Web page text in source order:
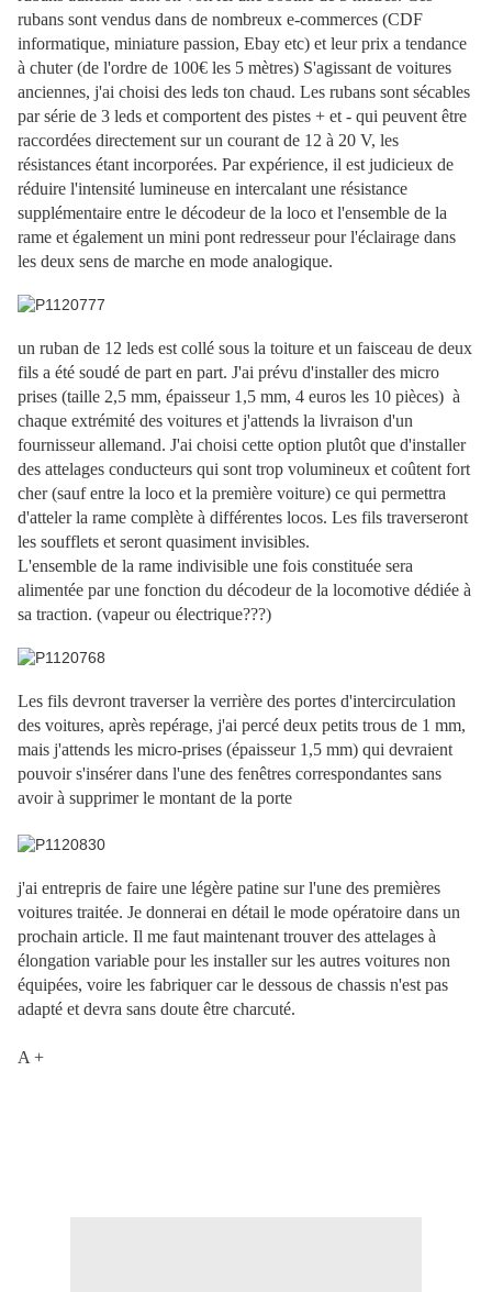
rubans sont vendus dans de nombreux e-commerces (CDF
informatique, miniature passion, Ebay etc) et leur prix a tendance
à chuter (de l'ordre de 100€ les 5 mètres) S'agissant de voitures
anciennes, j'ai choisi des leds ton chaud. Les rubans sont sécables
par série de 3 leds et comportent des pistes + et - qui peuvent être
raccordées directement sur un courant de 12 à 20 V, les
résistances étant incorporées. Par expérience, il est judicieux de
réduire l'intensité lumineuse en intercalant une résistance
supplémentaire entre le décodeur de la loco et l'ensemble de la
rame et également un mini pont redresseur pour l'éclairage dans
les deux sens de marche en mode analogique.
un ruban de 12 leds est collé sous la toiture et un faisceau de deux
fils a été soudé de part en part. J'ai prévu d'installer des micro
prises (taille 2,5 mm, épaisseur 1,5 mm, 4 euros les 10 pièces) à
chaque extrémité des voitures et j'attends la livraison d'un
fournisseur allemand. J'ai choisi cette option plutôt que d'installer
des attelages conducteurs qui sont trop volumineux et coûtent fort
cher (sauf entre la loco et la première voiture) ce qui permettra
d'atteler la rame complète à différentes locos. Les fils traverseront
les soufflets et seront quasiment invisibles.
L'ensemble de la rame indivisible une fois constituée sera
alimentée par une fonction du décodeur de la locomotive dédiée à
sa traction. (vapeur ou électrique???)
Les fils devront traverser la verrière des portes d'intercirculation
des voitures, après repérage, j'ai percé deux petits trous de 1 mm,
mais j'attends les micro-prises (épaisseur 1,5 mm) qui devraient
pouvoir s'insérer dans l'une des fenêtres correspondantes sans
avoir à supprimer le montant de la porte
j'ai entrepris de faire une légère patine sur l'une des premières
voitures traitée. Je donnerai en détail le mode opératoire dans un
prochain article. Il me faut maintenant trouver des attelages à
élongation variable pour les installer sur les autres voitures non
équipées, voire les fabriquer car le dessous de chassis n'est pas
adapté et devra sans doute être charcuté.
A +